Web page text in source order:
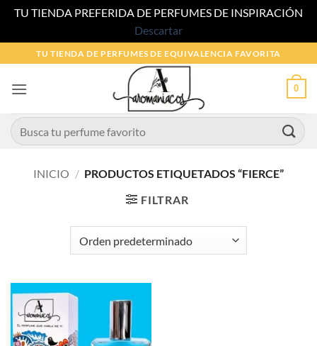
TU TIENDA PREFERIDA DE PERFUMES DE INSPIRACIÓN
Descartar
al
contenido
TU TIENDA DE PERFUMES DE EQUIVALENCIA FAVORITA
0
Buscar
por:
INICIO / PRODUCTOS ETIQUETADOS “FIERCE”
FILTRAR